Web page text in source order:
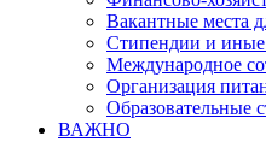
Вакантные места
Стипендии и
Международное
Организация
Образовательные
ВАЖНО